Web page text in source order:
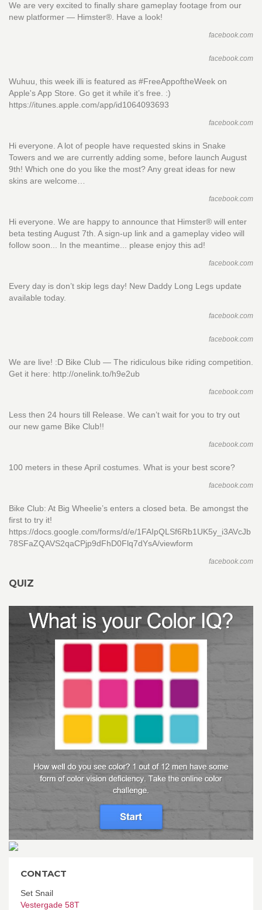
We are very excited to finally share gameplay footage from our
new platformer — Himster®. Have a look!
facebook.com
facebook.com
Wuhuu, this week illi is featured as #FreeAppoftheWeek on
Apple's App Store. Go get it while it’s free. :)
https://itunes.apple.com/app/id1064093693
facebook.com
Hi everyone. A lot of people have requested skins in Snake
Towers and we are currently adding some, before launch August
9th! Which one do you like the most? Any great ideas for new
skins are welcome…
facebook.com
Hi everyone. We are happy to announce that Himster® will enter
beta testing August 7th. A sign-up link and a gameplay video will
follow soon... In the meantime... please enjoy this ad!
facebook.com
Every day is don’t skip legs day! New Daddy Long Legs update
available today.
facebook.com
facebook.com
We are live! :D Bike Club — The ridiculous bike riding competition.
Get it here: http://onelink.to/h9e2ub
facebook.com
Less then 24 hours till Release. We can’t wait for you to try out
our new game Bike Club!!
facebook.com
100 meters in these April costumes. What is your best score?
facebook.com
Bike Club: At Big Wheelie’s enters a closed beta. Be amongst the
first to try it!
https://docs.google.com/forms/d/e/1FAIpQLSf6Rb1UK5y_i3AVcJb
78SFaZQAVS2qaCPjp9dFhD0Flq7dYsA/viewform
facebook.com
QUIZ
CONTACT
Set Snail
Vestergade 58T